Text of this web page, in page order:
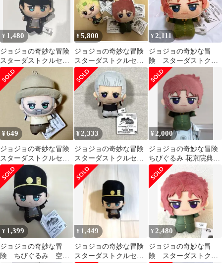
¥ 1,480
ジョジョの奇妙な冒険
スターダストクルセイ
ダース ちびぐるみ 空条
承太郎
¥5,800
ジョジョの奇妙な冒険
スターダストクルセイ
ダース ちびぐるみ 全
5種セット
¥2,111
ジョジョの奇妙な冒
険 スターダストクル
セイダース ちびぐる
み 花京院典明
¥649
ジョジョの奇妙な冒険
スターダストクルセイ
ダース ちびぐるみ 【ジ
ョセフ】
¥2,333
ジョジョの奇妙な冒険
スターダストクルセイ
ダース ちびぐるみ ポル
ナレフ
¥ 2,000
ジョジョの奇妙な冒険
ちびぐるみ 花京院典明
JoJo Kakyoin
¥ 1,399
ジョジョの奇妙な冒
険 ちびぐるみ 空条
¥ 1,449
ジョジョの奇妙な冒険
スターダストクルセイ
¥ 2,480
ジョジョの奇妙な冒
険 スターダストクル